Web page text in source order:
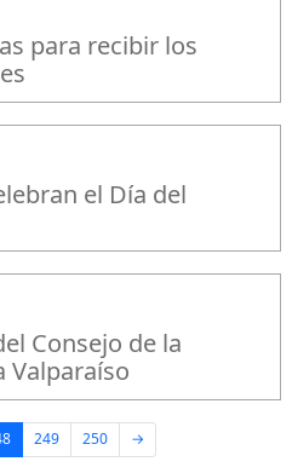
para recibir los
el Día del
Consejo de la
Valparaíso
249 250 →